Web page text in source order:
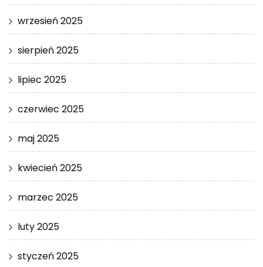
wrzesień 2025
sierpień 2025
lipiec 2025
czerwiec 2025
maj 2025
kwiecień 2025
marzec 2025
luty 2025
styczeń 2025